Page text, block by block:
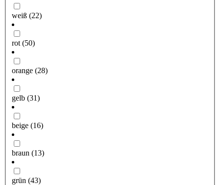
weiß (22)
rot (50)
orange (28)
gelb (31)
beige (16)
braun (13)
grün (43)